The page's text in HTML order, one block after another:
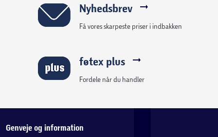
Nyhedsbrev
Få vores skarpeste priser i indbakken
føtex plus
Fordele når du handler
Genveje og information